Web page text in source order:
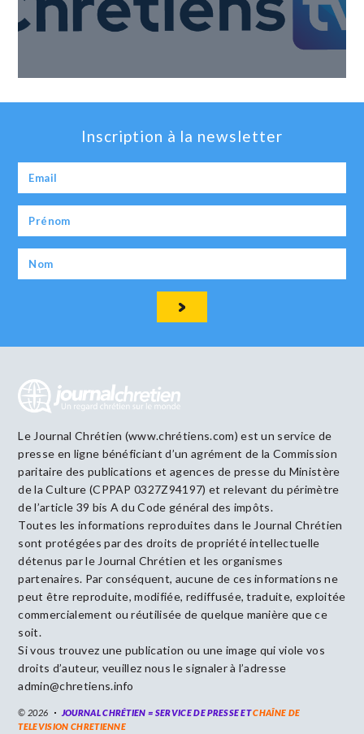
Inscription à la newsletter
Le Journal Chrétien (www.chrétiens.com) est un service de
presse en ligne bénéficiant d’un agrément de la Commission
paritaire des publications et agences de presse du Ministère
de la Culture (CPPAP 0327Z94197) et relevant du périmètre
de l’article 39 bis A du Code général des impôts.
Toutes les informations reproduites dans le Journal Chrétien
sont protégées par des droits de propriété intellectuelle
détenus par le Journal Chrétien et les organismes
partenaires. Par conséquent, aucune de ces informations ne
peut être reproduite, modifiée, rediffusée, traduite, exploitée
commercialement ou réutilisée de quelque manière que ce
soit.
Si vous trouvez une publication ou une image qui viole vos
droits d’auteur, veuillez nous le signaler à l’adresse
admin@chretiens.info
© 2026 JOURNAL CHRÉTIEN = SERVICE DE PRESSE ETCHAÎNE DE
TELEVISION CHRETIENNE